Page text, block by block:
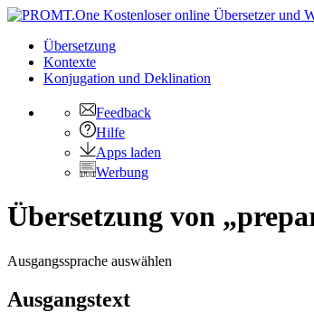
Übersetzung
Kontexte
Konjugation und Deklination
Feedback
Hilfe
Apps laden
Werbung
Übersetzung von
Ausgangssprache auswählen
Ausgangstext